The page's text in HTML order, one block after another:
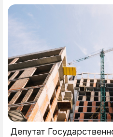
Депутат